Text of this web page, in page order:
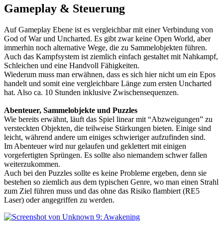
Gameplay & Steuerung
Auf Gameplay Ebene ist es vergleichbar mit einer Verbindung von
God of War und Uncharted. Es gibt zwar keine Open World, aber
immerhin noch alternative Wege, die zu Sammelobjekten führen.
Auch das Kampfsystem ist ziemlich einfach gestaltet mit Nahkampf,
Schleichen und eine Handvoll Fähigkeiten.
Wiederum muss man erwähnen, dass es sich hier nicht um ein Epos
handelt und somit eine vergleichbare Länge zum ersten Uncharted
hat. Also ca. 10 Stunden inklusive Zwischensequenzen.
Abenteuer, Sammelobjekte und Puzzles
Wie bereits erwähnt, läuft das Spiel linear mit “Abzweigungen” zu
versteckten Objekten, die teilweise Stärkungen bieten. Einige sind
leicht, während andere um einiges schwieriger aufzufinden sind.
Im Abenteuer wird nur gelaufen und geklettert mit einigen
vorgefertigten Sprüngen. Es sollte also niemandem schwer fallen
weiterzukommen.
Auch bei den Puzzles sollte es keine Probleme ergeben, denn sie
bestehen so ziemlich aus dem typischen Genre, wo man einen Strahl
zum Ziel führen muss und das ohne das Risiko flambiert (RE5
Laser) oder angegriffen zu werden.